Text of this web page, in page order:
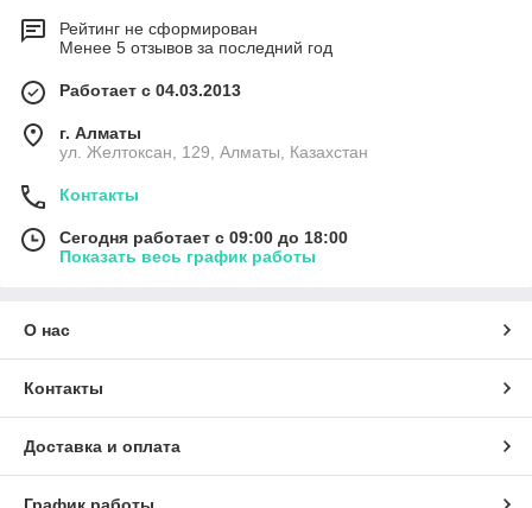
Рейтинг не сформирован
Менее 5 отзывов за последний год
Работает с 04.03.2013
г. Алматы
ул. Желтоксан, 129, Алматы, Казахстан
Контакты
Сегодня работает с 09:00 до 18:00
Показать весь график работы
О нас
Контакты
Доставка и оплата